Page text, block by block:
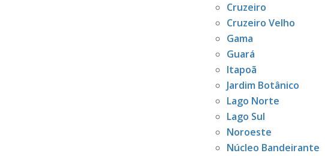
Cruzeiro
Cruzeiro Velho
Gama
Guará
Itapoã
Jardim Botânico
Lago Norte
Lago Sul
Noroeste
Núcleo Bandeirante